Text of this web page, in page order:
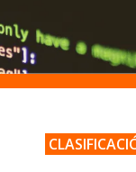
.
.